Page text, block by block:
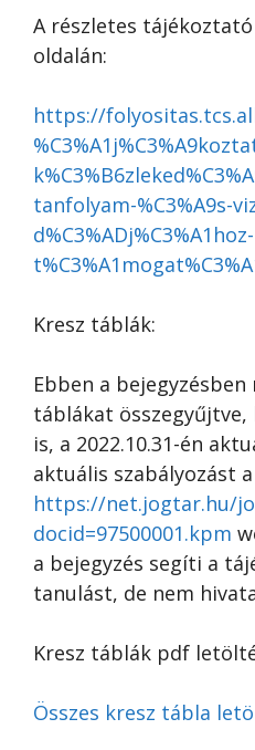
A részletes
oldalán:
https://
tanfolyam-%C3%A9s-
Kresz táblák:
Ebben a
táblákat
is, a 2022.10.31-én
aktuális szabályozást a
https://net.jogtar.hu/
docid=97500001.kpm
a bejegyzés segíti a
tanulást, de nem
Kresz táblák pdf
Összes kresz tábla